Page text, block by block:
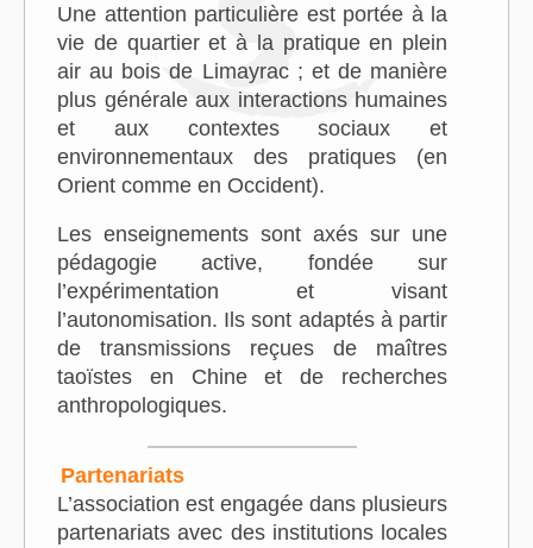
Une attention particulière est portée à la
vie de quartier et à la pratique en plein
air au bois de Limayrac ; et de manière
plus générale aux interactions humaines
et aux contextes sociaux et
environnementaux des pratiques (en
Orient comme en Occident).
Les enseignements sont axés sur une
pédagogie active, fondée sur
l’expérimentation et visant
l’autonomisation. Ils sont adaptés à partir
de transmissions reçues de maîtres
taoïstes en Chine et de recherches
anthropologiques.
Partenariats
L’association est engagée dans plusieurs
partenariats avec des institutions locales